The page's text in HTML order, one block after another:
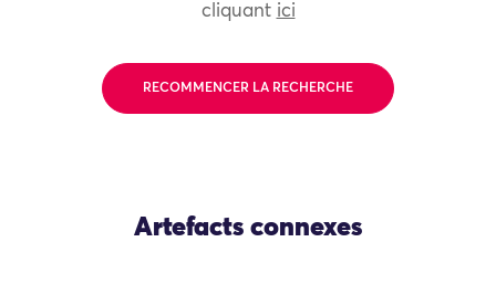
cliquant ici
RECOMMENCER LA RECHERCHE
Artefacts connexes